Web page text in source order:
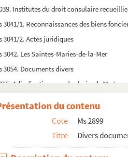
Institutes du droit consulaire
3041/1. Reconnaissances des biens
3041/2. Actes juridiques
3042. Les Saintes-Maries-de-la-Mer
3054. Documents divers
Adjudication pour les hoirs de M.
Cantico à Sant Blas, poème du
du contenu
Cote
Ms 2899
Titre
Divers